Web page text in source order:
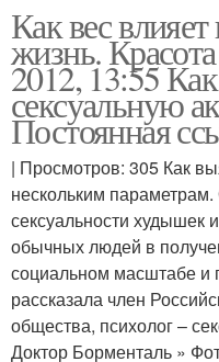
Как вес
жизнь.
2012, 13:55
сексуальную
Постоянная
| Просмотров: 305 Как
нескольким
сексуальности худышек
обычных людей в
социальном масштабе и
рассказала член
общества, психолог –
Доктор Борменталь »